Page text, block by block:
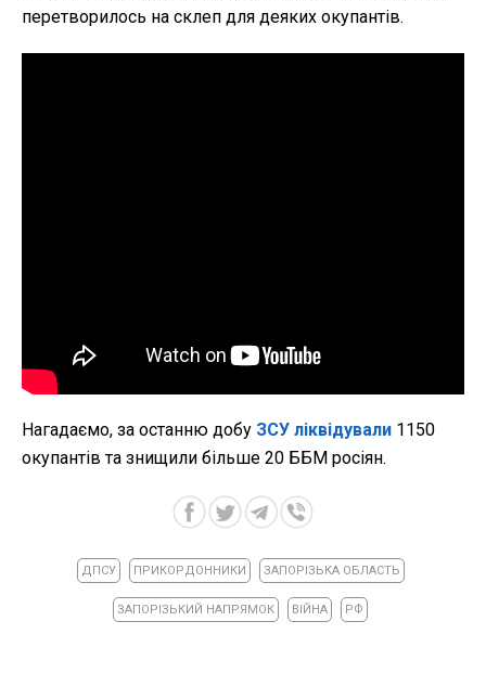
перетворилось на склеп для деяких окупантів.
Нагадаємо, за останню добу ЗСУ ліквідували 1150
окупантів та знищили більше 20 ББМ росіян.
ДПСУ ПРИКОРДОННИКИ ЗАПОРІЗЬКА ОБЛАСТЬ
ЗАПОРІЗЬКИЙ НАПРЯМОК ВІЙНА РФ